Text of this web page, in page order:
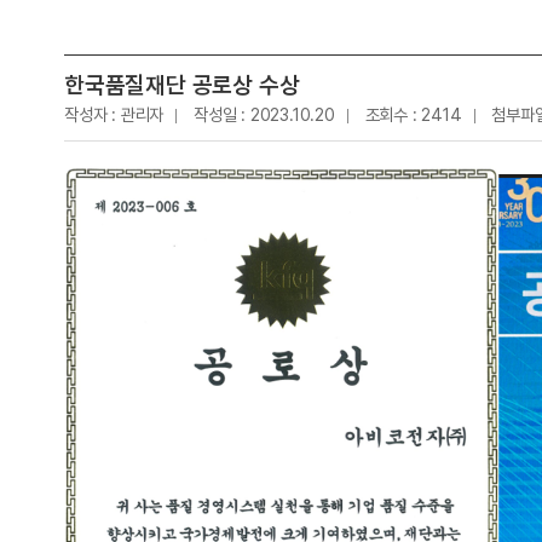
한국품질재단 공로상 수상
작성자 : 관리자 작성일 : 2023.10.20 조회수 : 2414 첨부파